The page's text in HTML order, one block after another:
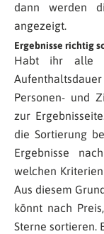
dann werden
angezeigt.
Ergebnisse richtig
Habt ihr alle
Personen- und
zur
die Sortierung
Ergebnisse
welchen
Aus diesem
könnt nach
Sterne sortieren.